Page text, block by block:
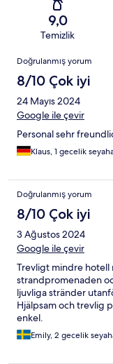
9,0
Temizlik
Yorumlar
Doğrulanmış yorum
8/10 Çok iyi
24 Mayıs 2024
Google ile çevir
Personal sehr
Klaus, 1 gecelik
Doğrulanmış yorum
8/10 Çok iyi
3 Ağustos 2024
Google ile çevir
Trevligt mindre hotell
strandpromenaden
ljuvliga stränder
Hjälpsam och trevlig
enkel.
Emily, 2 gecelik